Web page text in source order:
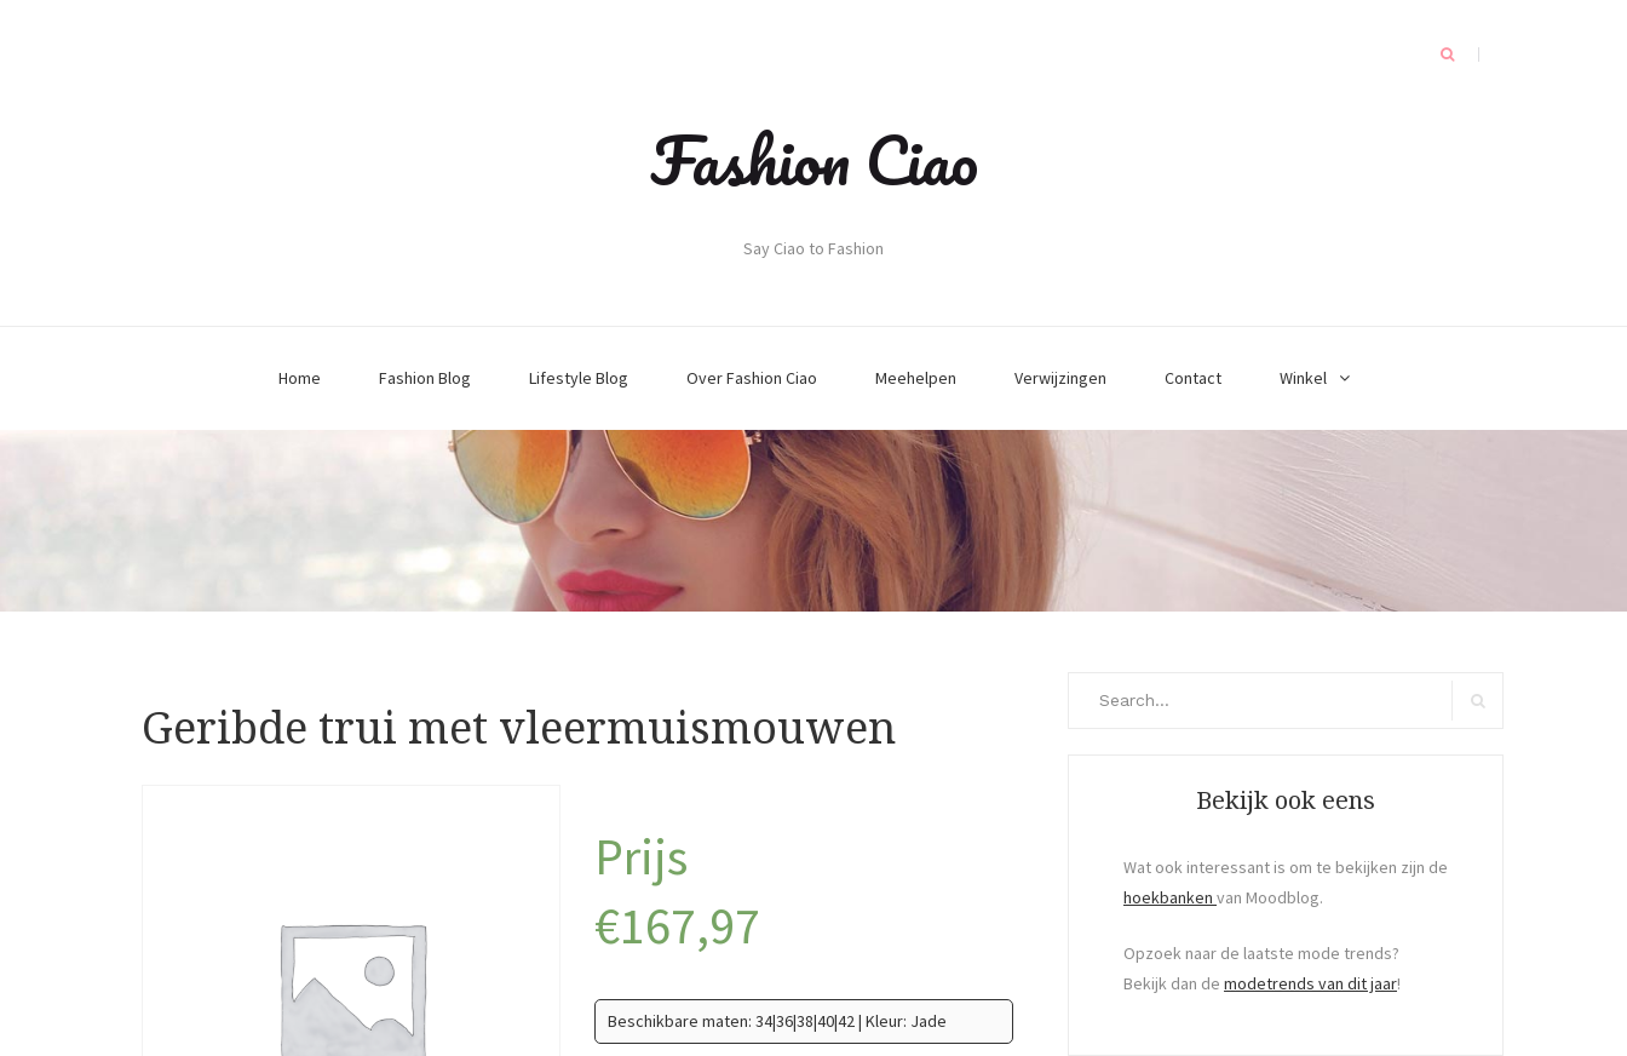
Fashion Ciao
Say Ciao to Fashion
Home Fashion Blog Lifestyle Blog Over Fashion Ciao Meehelpen Verwijzingen Contact Winkel
Geribde trui met vleermuismouwen
€167,97
Beschikbare maten: 34|36|38|40|42 | Kleur: Jade
Bekijk ook eens
Wat ook interessant is om te bekijken zijn de
hoekbanken van Moodblog.
Opzoek naar de laatste mode trends?
Bekijk dan de modetrends van dit jaar!